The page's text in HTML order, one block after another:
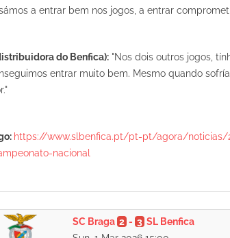
a entrar bem nos jogos, a entrar
do Benfica): "Nos dois outros jogos,
entrar muito bem. Mesmo quando
https://www.slbenfica.pt/pt-pt/agora/
nacional
SC Braga 2- 3 SL Benfica